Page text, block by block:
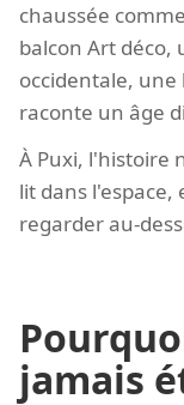
chaussée
balcon Art
occidentale,
raconte un âge
À Puxi, l'histoire
lit dans
regarder au-
jamais